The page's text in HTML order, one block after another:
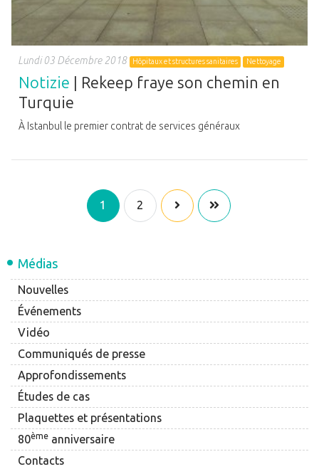
Médias
Nouvelles
Événements
Vidéo
Communiqués de presse
Approfondissements
Études de cas
Plaquettes et présentations
80ème anniversaire
Contacts
Lundi 03 Décembre 2018 Hôpitaux et structures sanitaires Nettoyage
Notizie | Rekeep fraye son chemin en
Turquie
À Istanbul le premier contrat de services généraux
1 2